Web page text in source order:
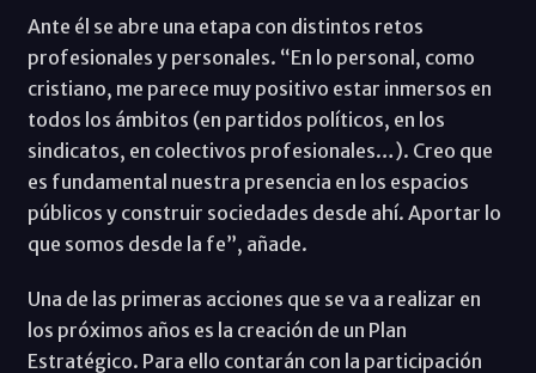
Ante él se abre una etapa con distintos retos
profesionales y personales. “En lo personal, como
cristiano, me parece muy positivo estar inmersos en
todos los ámbitos (en partidos políticos, en los
sindicatos, en colectivos profesionales…). Creo que
es fundamental nuestra presencia en los espacios
públicos y construir sociedades desde ahí. Aportar lo
que somos desde la fe”, añade.
Una de las primeras acciones que se va a realizar en
los próximos años es la creación de un Plan
Estratégico. Para ello contarán con la participación